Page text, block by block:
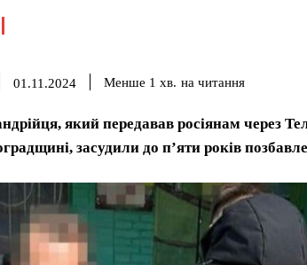
01.11.2024 Менше 1 хв. на читання
який передавав росіянам через
засудили до п’яти років